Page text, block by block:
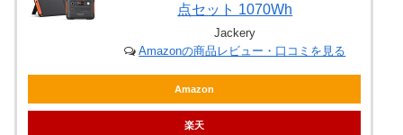
点セット 1070Wh
Jackery
Amazonの商品レビュー・口コミを見る
Amazon
楽天